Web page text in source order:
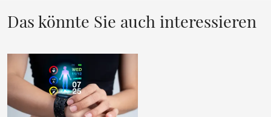
Das könnte Sie auch interessieren